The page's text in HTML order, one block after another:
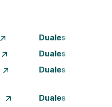
Duales Studium
Duales Studium
Duales Studium
Duales Studium